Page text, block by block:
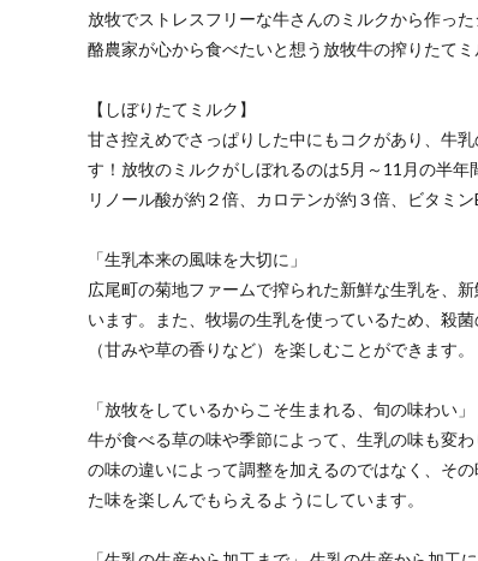
放牧でストレスフリーな牛さんのミルクから作った
酪農家が心から食べたいと想う放牧牛の搾りたてミ
【しぼりたてミルク】
甘さ控えめでさっぱりした中にもコクがあり、牛
す！放牧のミルクがしぼれるのは5月～11月の半
リノール酸が約２倍、カロテンが約３倍、ビタミン
「生乳本来の風味を大切に」
広尾町の菊地ファームで搾られた新鮮な生乳を、
います。また、牧場の生乳を使っているため、殺
（甘みや草の香りなど）を楽しむことができます。
「放牧をしているからこそ生まれる、旬の味わい」
牛が食べる草の味や季節によって、生乳の味も変
の味の違いによって調整を加えるのではなく、そ
た味を楽しんでもらえるようにしています。